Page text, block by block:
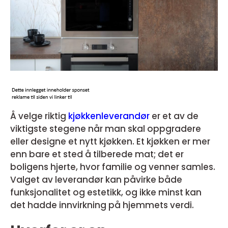
Å velge riktig kjøkkenleverandør er et av de
viktigste stegene når man skal oppgradere
eller designe et nytt kjøkken. Et kjøkken er mer
enn bare et sted å tilberede mat; det er
boligens hjerte, hvor familie og venner samles.
Valget av leverandør kan påvirke både
funksjonalitet og estetikk, og ikke minst kan
det hadde innvirkning på hjemmets verdi.